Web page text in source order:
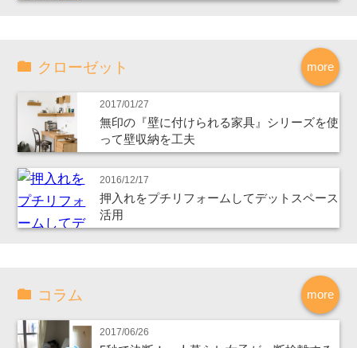
more
クローゼット
2017/01/27
無印の『壁に付けられる家具』シリーズを使
って壁収納を工夫
2016/12/17
押入れをプチリフォームしてデットスペース
活用
more
コラム
2017/06/26